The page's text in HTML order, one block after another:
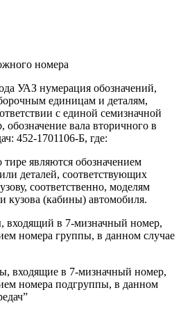
номера
УАЗ нумерация обозначений,
единицам и деталям,
с единой семизначной
вала вторичного в
452-1701106-Б, где:
являются обозначением
деталей, соответствующих
соответственно, моделям
кузова (кабины) автомобиля.
входящий в 7-мизначный номер,
номера группы, в данном случае
входящие в 7-мизначный номер,
номера подгруппы, в данном